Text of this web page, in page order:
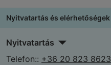
Nyitvatartás és elérhetőségek
Nyitvatartás
Telefon:: +36 20 823 8623